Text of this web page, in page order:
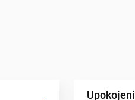
Upokojeni